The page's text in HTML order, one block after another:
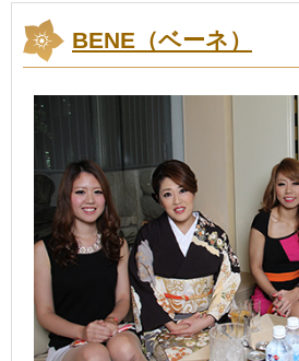
BENE（ベーネ）